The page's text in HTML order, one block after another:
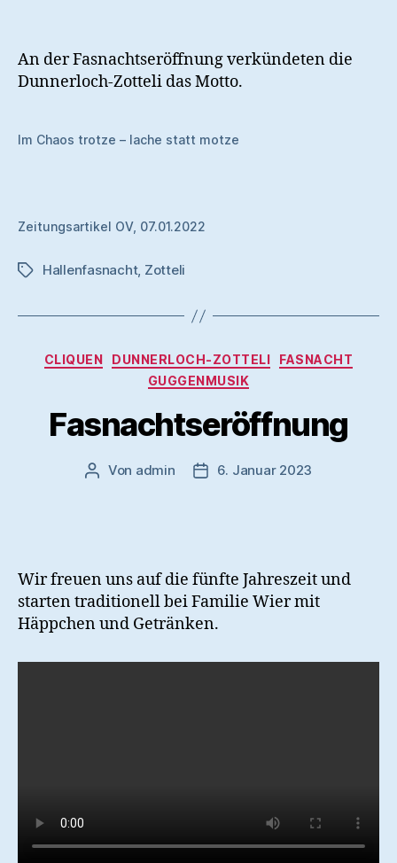
An der Fasnachtseröffnung verkündeten die
Dunnerloch-Zotteli das Motto.
Im Chaos trotze – lache statt motze
Zeitungsartikel OV, 07.01.2022
Schlagwörter
Hallenfasnacht, Zotteli
Kategorien
CLIQUEN DUNNERLOCH-ZOTTELI
FASNACHT
GUGGENMUSIK
Fasnachtseröffnung
Beitragsautor
Von admin Veröffentlichungsdatum
6. Januar 2023
Wir freuen uns auf die fünfte Jahreszeit und
starten traditionell bei Familie Wier mit
Häppchen und Getränken.